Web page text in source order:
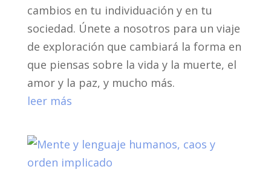
cambios en tu individuación y en tu
sociedad. Únete a nosotros para un viaje
de exploración que cambiará la forma en
que piensas sobre la vida y la muerte, el
amor y la paz, y mucho más.
leer más